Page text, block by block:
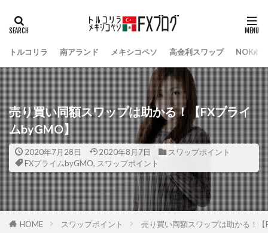
トルコリラ 南アランド メキシコペソ 高金利スワップ NOK/
売り買い同額スワップは助かる！【FXプライ
ムbyGMO】
2020年7月28日 2020年8月7日
スワップポイント
FXプライムbyGMO, スワップポイント
HOME スワップポイント 売り買い同額スワップは助かる！